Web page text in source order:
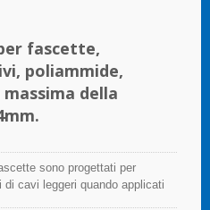
fascette,
poliammide,
della
sono progettati per
di cavi leggeri quando applicati